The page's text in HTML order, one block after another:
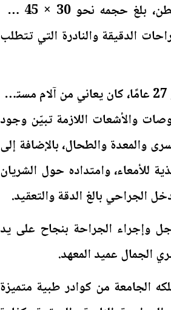
لاستئصال ورم ضخم خلف الغشاء البريتوني بالبطن، بلغ حجمه نحو 30 × 45 سم،
الجراحات الدقيقة والنادرة التي تتطلب
وأوضح رئيس الجامعة أن المريض، البالغ من العمر 27 عامًا، كان يعاني من آلام مستمرة
والأشعات اللازمة تبيّن وجود
والمعدة والطحال، بالإضافة إلى
للأمعاء، وامتداده حول الشريان
الجراحي بالغ الدقة والتعقيد.
وإجراء الجراحة بنجاح على يد
الجمال عميد المعهد.
الجامعة من كوادر طبية متميزة